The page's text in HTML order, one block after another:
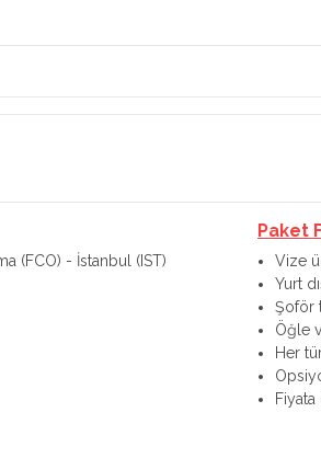
(FCO) - İstanbul (IST)
Paket
Vize
Yurt
Şoför
Öğle
Her